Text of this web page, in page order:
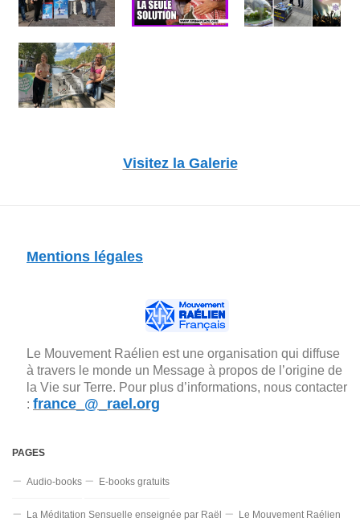
Visitez la Galerie
Mentions légales
Le Mouvement Raélien est une organisation qui diffuse
à travers le monde un Message à propos de l’origine de
la Vie sur Terre. Pour plus d’informations, nous contacter
: france_@_rael.org
PAGES
Audio-books E-books gratuits
La Méditation Sensuelle enseignée par Raël Le Mouvement Raélien